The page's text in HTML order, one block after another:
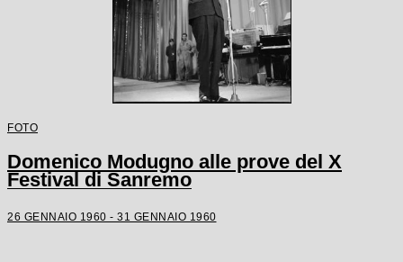
FOTO
Domenico Modugno alle prove del X
Festival di Sanremo
26 GENNAIO 1960 - 31 GENNAIO 1960